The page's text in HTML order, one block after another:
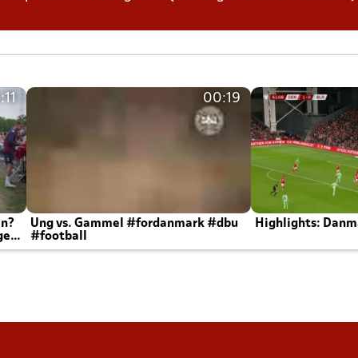
00:19
Ung vs. Gammel #fordanmark #dbu
#football
Highlights: